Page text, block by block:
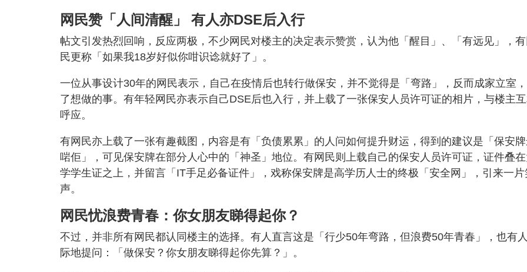
网民赞「人间清醒」 有人亦DSE后入行
帖文引发热烈回响，反应两极，不少网民对楼主的决定表示赞赏，认为他「醒目」、「有远见」，
民更称「如果我18岁好似你咁识谂就好了」。
一位从事设计30年的网民表示，自己在疫情后也转行做保安，并不觉得是「弯路」，反而成家立室
了想做的事。有年轻网民亦表示自己DSE后也入行，并上载了一张保安人员许可证的相片，与楼主
呼应。
有网民亦上载了一张有趣截图，内容是有「负债累累」的人问如何提升财运，得到的建议是「保安
啱佢」，可见保安牌在部分人心中的「神圣」地位。有网民则上载自己的保安人员许可证，证件叠
学学生证之上，并留言「IT手足必备证件」，戏称保安牌是高学历人士的终极「安全网」，引来一片
声。
网民忧浪费青春：你女朋友睇得起你？
不过，并非所有网民都认同楼主的选择。有人直言这是「行少50年弯路，但浪费50年青春」，也有
际地提问：「做保安？你女朋友睇得起你先算？」。